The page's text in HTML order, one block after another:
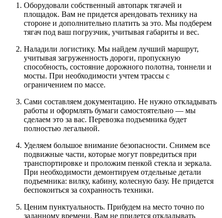
Оборудовали собственный автопарк тягачей и
площадок. Вам не придется арендовать технику на
стороне и дополнительно платить за это. Мы подберем
тягач под ваш погрузчик, учитывая габариты и вес.
Наладили логистику. Мы найдем лучший маршрут,
учитывая загруженность дороги, пропускную
способность, состояние дорожного полотна, тоннели и
мосты. При необходимости учтем трассы с
ограничением по массе.
Сами составляем документацию. Не нужно откладывать
работы и оформлять бумаги самостоятельно — мы
сделаем это за вас. Перевозка подъемника будет
полностью легальной.
Уделяем большое внимание безопасности. Снимем все
подвижные части, которые могут повредиться при
транспортировке и проложим пенкой стекла и зеркала.
При необходимости демонтируем отдельные детали
подъемника: вилку, кабину, колесную базу. Не придется
беспокоиться за сохранность техники.
Ценим пунктуальность. Прибудем на место точно по
заданному времени. Вам не придется откладывать